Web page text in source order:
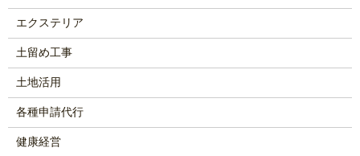
エクステリア
土留め工事
土地活用
各種申請代行
健康経営